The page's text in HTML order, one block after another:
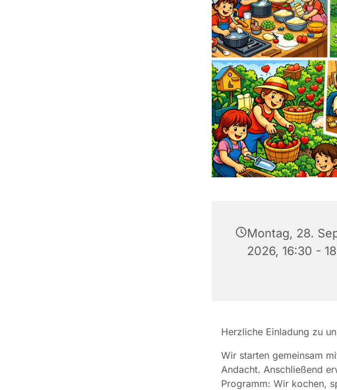
Montag, 28.
2026, 16:30 -
Herzliche Einladung zu
Wir starten gemeinsam
Andacht. Anschließend
Programm: Wir kochen,